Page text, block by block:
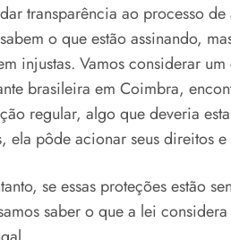
transparência ao processo
o que estão assinando,
injustas. Vamos considerar
brasileira em Coimbra,
regular, algo que deveria
ela pôde acionar seus direitos
se essas proteções estão
saber o que a lei